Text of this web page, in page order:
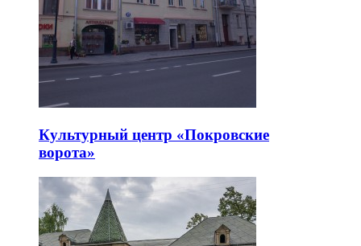
Культурный центр «Покровские
ворота»